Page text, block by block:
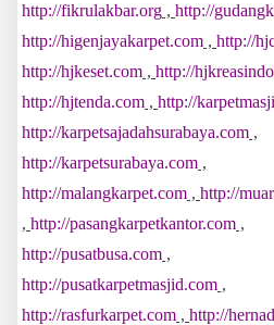
http://fikrulakbar.org , http://
http://higenjayakarpet.com , http://
http://hjkeset.com , http://
http://hjtenda.com , http://
http://karpetsajadahsurabaya.com ,
http://karpetsurabaya.com ,
http://malangkarpet.com , http://
, http://pasangkarpetkantor.com ,
http://pusatbusa.com ,
http://pusatkarpetmasjid.com ,
http://rasfurkarpet.com , http://